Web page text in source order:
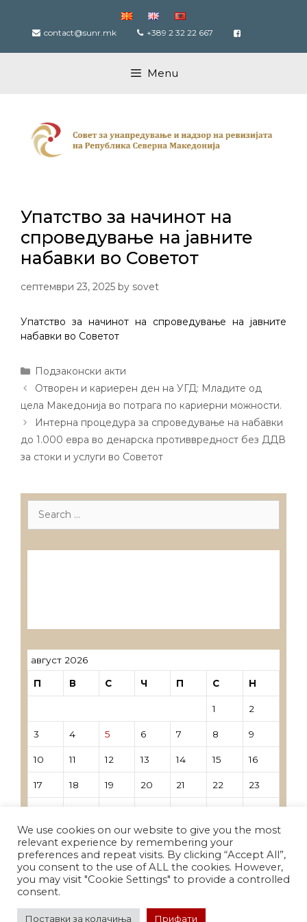
content contact@sunr.mk +389 2 32 22 667
Menu
Упатство за начинот на
спроведување на јавните
набавки во Советот
септември 23, 2025 by sovet
Упатство за начинот на спроведување на јавните
набавки во Советот
Categories
Подзаконски акти
Post
navigation
Отворен и кариерен ден на УГД: Младите од
цела Македонија во потрага по кариерни можности.
Интерна процедура за спроведување на набавки
до 1.000 евра во денарска противвредност без ДДВ
за стоки и услуги во Советот
Search
август 2026
П В С Ч П С Н
1 2
3 4 5 6 7 8 9
10 11 12 13 14 15 16
17 18 19 20 21 22 23
31
« Јун
We use cookies on our website to give you the most
relevant experience by remembering your
preferences and repeat visits. By clicking “Accept All”,
you consent to the use of ALL the cookies. However,
you may visit "Cookie Settings" to provide a controlled
consent.
Поставки за колачиња Прифати